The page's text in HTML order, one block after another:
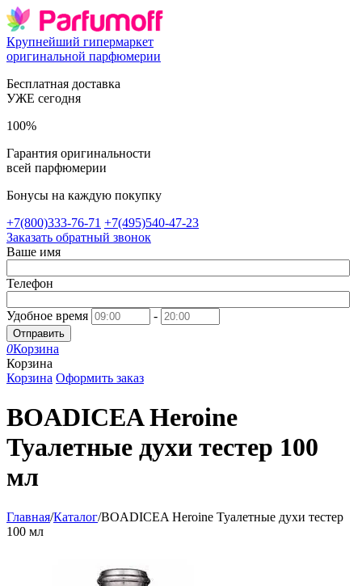
Крупнейший гипермаркет
оригинальной парфюмерии
Бесплатная доставка
УЖЕ сегодня
100%
Гарантия оригинальности
всей парфюмерии
Бонусы на каждую покупку
+7(800)333-76-71 +7(495)540-47-23
Заказать обратный звонок
Ваше имя
Телефон
Удобное время -
Отправить
0Корзина
Корзина
Корзина Оформить заказ
BOADICEA Heroine
Туалетные духи тестер 100
мл
Главная/Каталог/BOADICEA Heroine Туалетные духи тестер
100 мл